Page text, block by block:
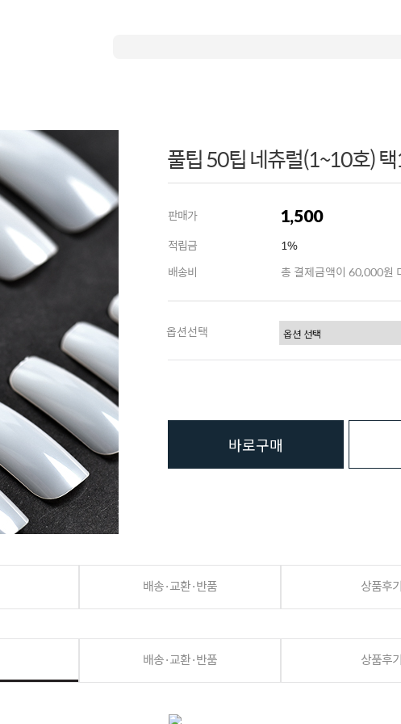
풀팁 50팁 네츄럴(1~10호)
판매가 1,500
적립금
1%
배송비
총 결제금액이 60,000원
옵션선택
바로구매
배송·교환·반품 상품후기
배송·교환·반품 상품후기